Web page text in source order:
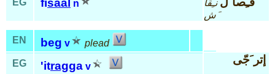
EG fisaal n
نـِقا
َش
EN beg v
plead
EG
'itragga v
إتر َجّى